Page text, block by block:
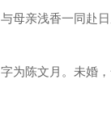
母亲浅香一同赴
为陈文月。未婚，